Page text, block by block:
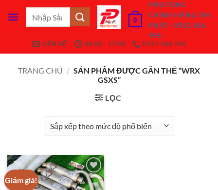
qua
0
PHỤ TÙNG
CHÍNH HÃNG TÍN
PHÁT - 0931 966
996
LIÊN HỆ
08:00 - 17:00 0931 966 996
TRANG CHỦ / SẢN PHẨM ĐƯỢC GẮN THẺ “WRX
GSXS”
LỌC
Giảm giá!
Add to
Wishlist